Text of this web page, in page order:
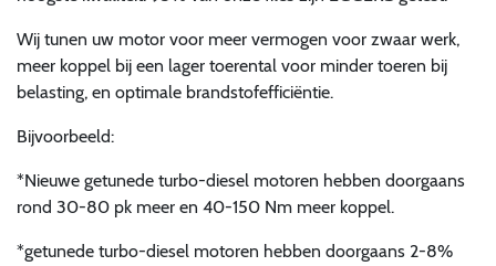
Wij tunen uw motor voor meer vermogen voor zwaar werk,
meer koppel bij een lager toerental voor minder toeren bij
belasting, en optimale brandstofefficiëntie.
Bijvoorbeeld:
*Nieuwe getunede turbo-diesel motoren hebben doorgaans
rond 30-80 pk meer en 40-150 Nm meer koppel.
*getunede turbo-diesel motoren hebben doorgaans 2-8%